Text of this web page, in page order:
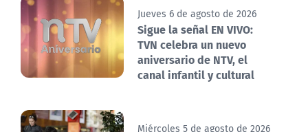
Jueves 6 de agosto de 2026
Sigue la señal EN VIVO:
TVN celebra un nuevo
aniversario de NTV, el
canal infantil y cultural
Miércoles 5 de agosto de 2026